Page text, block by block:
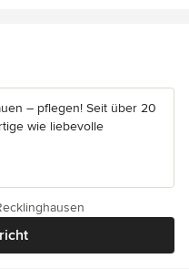
– pflegen! Seit über 20
wie liebevolle